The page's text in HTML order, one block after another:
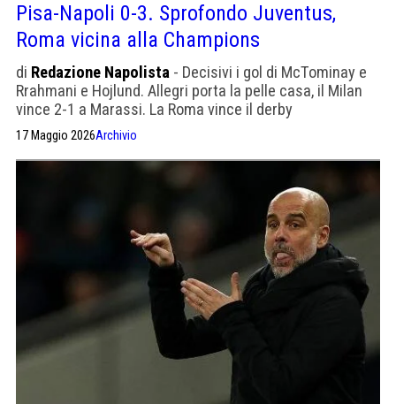
Pisa-Napoli 0-3. Sprofondo Juventus,
Roma vicina alla Champions
di Redazione Napolista - Decisivi i gol di McTominay e
Rrahmani e Hojlund. Allegri porta la pelle casa, il Milan
vince 2-1 a Marassi. La Roma vince il derby
17 Maggio 2026Archivio